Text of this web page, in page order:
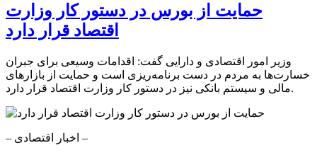
حمایت از بورس در دستور کار وزارت
اقتصاد قرار دارد
وزیر امور اقتصادی و دارایی گفت: اقدامات وسیعی برای جبران
خسارت‌ها به مردم در دست برنامه‌ریزی است و حمایت از بازارهای
مالی و سیستم بانکی نیز در دستور کار وزارت اقتصاد قرار دارد.
– اخبار اقتصادی –